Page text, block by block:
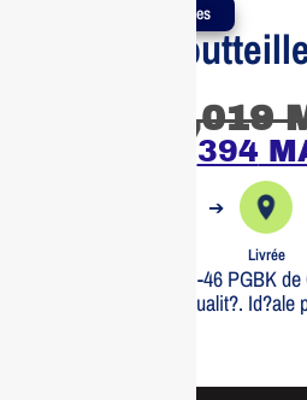
Produits Authentiques
CANON
1,019
394
➔
Livrée
La bouteille d’encre GI-46 PGBK
impression de haute qualit?.